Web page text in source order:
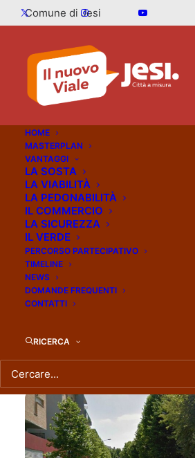
Comune di Jesi
HOME
MASTERPLAN
VANTAGGI
LA SOSTA
LA VIABILITÀ
LA PEDONABILITÀ
IL COMMERCIO
LA SICUREZZA
IL VERDE
PERCORSO PARTECIPATIVO
TIMELINE
NEWS
DOMANDE FREQUENTI
CONTATTI
RICERCA
NEWS
13 Gennaio 2025
Viale della
lavori in corso e